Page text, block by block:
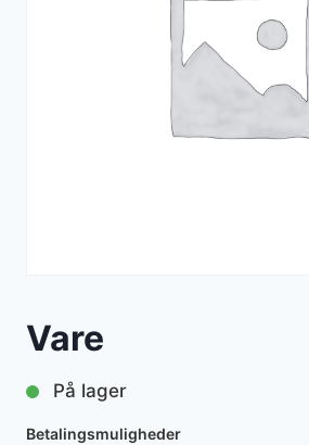
Vare
På lager
Betalingsmuligheder